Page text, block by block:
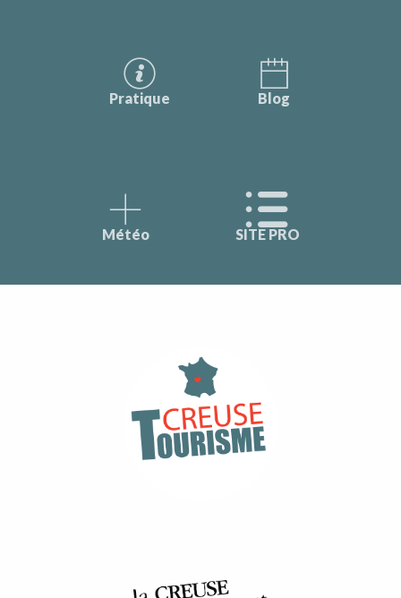
Pratique Blog
Météo SITE PRO